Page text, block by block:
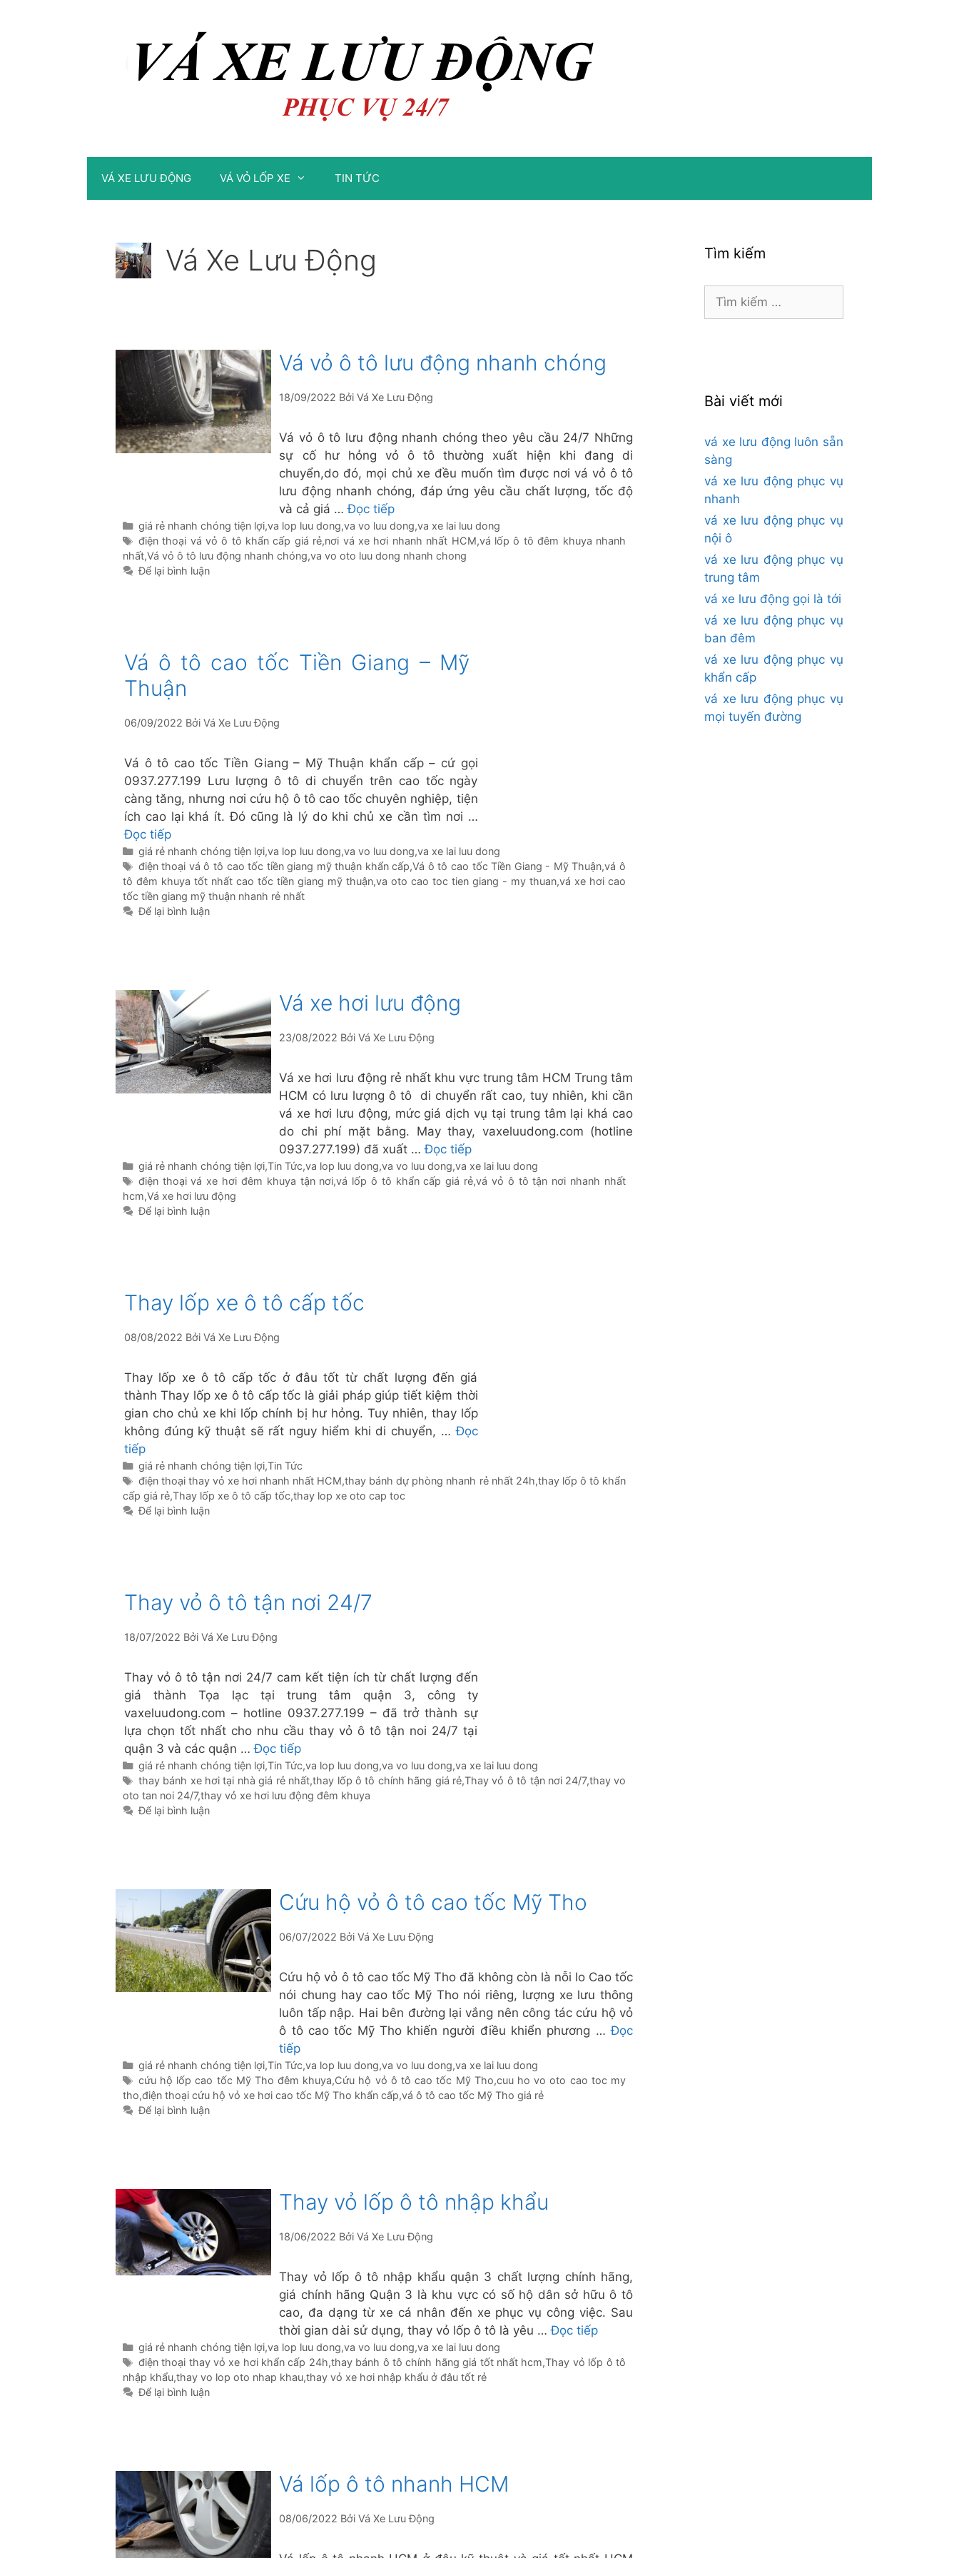
VÁ XE LƯU ĐỘNG VÁ VỎ LỐP XE TIN TỨC
Vá Xe Lưu Động
Vá vỏ ô tô lưu động nhanh chóng
18/09/2022 BởiVá Xe Lưu Động
Vá vỏ ô tô lưu động nhanh chóng theo yêu cầu 24/7 Những
sự cố hư hỏng vỏ ô tô thường xuất hiện khi đang di
chuyển,do đó, mọi chủ xe đều muốn tìm được nơi vá vỏ ô tô
lưu động nhanh chóng, đáp ứng yêu cầu chất lượng, tốc độ
và cả giá …Đọc tiếp
Danh
mục
giá rẻ nhanh chóng tiện lợi,va lop luu dong,va vo luu dong,va xe lai luu dong
Thẻ
điện thoại vá vỏ ô tô khẩn cấp giá rẻ,nơi vá xe hơi nhanh nhất HCM,vá lốp ô tô đêm khuya nhanh
nhất,Vá vỏ ô tô lưu động nhanh chóng,va vo oto luu dong nhanh chong
Để lại bình luận
Vá ô tô cao tốc Tiền Giang – Mỹ
Thuận
06/09/2022 Bởi Vá Xe Lưu Động
Vá ô tô cao tốc Tiền Giang – Mỹ Thuận khẩn cấp – cứ gọi
0937.277.199 Lưu lượng ô tô di chuyển trên cao tốc ngày
càng tăng, nhưng nơi cứu hộ ô tô cao tốc chuyên nghiệp, tiện
ích cao lại khá ít. Đó cũng là lý do khi chủ xe cần tìm nơi …
Đọc tiếp
Danh
mục
giá rẻ nhanh chóng tiện lợi,va lop luu dong,va vo luu dong,va xe lai luu dong
Thẻ
điện thoại vá ô tô cao tốc tiền giang mỹ thuận khẩn cấp,Vá ô tô cao tốc Tiền Giang - Mỹ Thuận,vá ô
tô đêm khuya tốt nhất cao tốc tiền giang mỹ thuận,va oto cao toc tien giang - my thuan,vá xe hơi cao
tốc tiền giang mỹ thuận nhanh rẻ nhất
Để lại bình luận
Vá xe hơi lưu động
23/08/2022 BởiVá Xe Lưu Động
Vá xe hơi lưu động rẻ nhất khu vực trung tâm HCM Trung tâm
HCM có lưu lượng ô tô di chuyển rất cao, tuy nhiên, khi cần
vá xe hơi lưu động, mức giá dịch vụ tại trung tâm lại khá cao
do chi phí mặt bằng. May thay, vaxeluudong.com (hotline
0937.277.199) đã xuất …Đọc tiếp
Danh
mục
giá rẻ nhanh chóng tiện lợi,Tin Tức,va lop luu dong,va vo luu dong,va xe lai luu dong
Thẻ
điện thoại vá xe hơi đêm khuya tận nơi,vá lốp ô tô khẩn cấp giá rẻ,vá vỏ ô tô tận nơi nhanh nhất
hcm,Vá xe hơi lưu động
Để lại bình luận
Thay lốp xe ô tô cấp tốc
08/08/2022 Bởi Vá Xe Lưu Động
Thay lốp xe ô tô cấp tốc ở đâu tốt từ chất lượng đến giá
thành Thay lốp xe ô tô cấp tốc là giải pháp giúp tiết kiệm thời
gian cho chủ xe khi lốp chính bị hư hỏng. Tuy nhiên, thay lốp
không đúng kỹ thuật sẽ rất nguy hiểm khi di chuyển, …Đọc
tiếp
Danh
mục
giá rẻ nhanh chóng tiện lợi,Tin Tức
Thẻ
điện thoại thay vỏ xe hơi nhanh nhất HCM,thay bánh dự phòng nhanh rẻ nhất 24h,thay lốp ô tô khẩn
cấp giá rẻ,Thay lốp xe ô tô cấp tốc,thay lop xe oto cap toc
Để lại bình luận
Thay vỏ ô tô tận nơi 24/7
18/07/2022 Bởi Vá Xe Lưu Động
Thay vỏ ô tô tận nơi 24/7 cam kết tiện ích từ chất lượng đến
giá thành Tọa lạc tại trung tâm quận 3, công ty
vaxeluudong.com – hotline 0937.277.199 – đã trở thành sự
lựa chọn tốt nhất cho nhu cầu thay vỏ ô tô tận noi 24/7 tại
quận 3 và các quận …Đọc tiếp
Danh
mục
giá rẻ nhanh chóng tiện lợi,Tin Tức,va lop luu dong,va vo luu dong,va xe lai luu dong
Thẻ
thay bánh xe hơi tại nhà giá rẻ nhất,thay lốp ô tô chính hãng giá rẻ,Thay vỏ ô tô tận nơi 24/7,thay vo
oto tan noi 24/7,thay vỏ xe hơi lưu động đêm khuya
Để lại bình luận
Cứu hộ vỏ ô tô cao tốc Mỹ Tho
06/07/2022 BởiVá Xe Lưu Động
Cứu hộ vỏ ô tô cao tốc Mỹ Tho đã không còn là nỗi lo Cao tốc
nói chung hay cao tốc Mỹ Tho nói riêng, lượng xe lưu thông
luôn tấp nập. Hai bên đường lại vắng nên công tác cứu hộ vỏ
ô tô cao tốc Mỹ Tho khiến người điều khiển phương …Đọc
tiếp
Danh
mục
giá rẻ nhanh chóng tiện lợi,Tin Tức,va lop luu dong,va vo luu dong,va xe lai luu dong
Thẻ
cứu hộ lốp cao tốc Mỹ Tho đêm khuya,Cứu hộ vỏ ô tô cao tốc Mỹ Tho,cuu ho vo oto cao toc my
tho,điện thoại cứu hộ vỏ xe hơi cao tốc Mỹ Tho khẩn cấp,vá ô tô cao tốc Mỹ Tho giá rẻ
Để lại bình luận
Thay vỏ lốp ô tô nhập khẩu
18/06/2022 BởiVá Xe Lưu Động
Thay vỏ lốp ô tô nhập khẩu quận 3 chất lượng chính hãng,
giá chính hãng Quận 3 là khu vực có số hộ dân sở hữu ô tô
cao, đa dạng từ xe cá nhân đến xe phục vụ công việc. Sau
thời gian dài sử dụng, thay vỏ lốp ô tô là yêu …Đọc tiếp
Danh
mục
giá rẻ nhanh chóng tiện lợi,va lop luu dong,va vo luu dong,va xe lai luu dong
Thẻ
điện thoại thay vỏ xe hơi khẩn cấp 24h,thay bánh ô tô chính hãng giá tốt nhất hcm,Thay vỏ lốp ô tô
nhập khẩu,thay vo lop oto nhap khau,thay vỏ xe hơi nhập khẩu ở đâu tốt rẻ
Để lại bình luận
Vá lốp ô tô nhanh HCM
08/06/2022 BởiVá Xe Lưu Động
Tìm kiếm
Tìm
Bài viết mới
vá xe lưu động luôn sẵn
sàng
vá xe lưu động phục vụ
nhanh
vá xe lưu động phục vụ
nội ô
vá xe lưu động phục vụ
trung tâm
vá xe lưu động gọi là tới
vá xe lưu động phục vụ
ban đêm
vá xe lưu động phục vụ
khẩn cấp
vá xe lưu động phục vụ
mọi tuyến đường